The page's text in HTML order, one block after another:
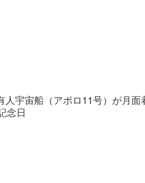
宇宙船（アポロ11号）が月面
念日